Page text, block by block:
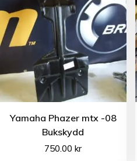
Yamaha Phazer mtx -08
Bukskydd
750.00kr